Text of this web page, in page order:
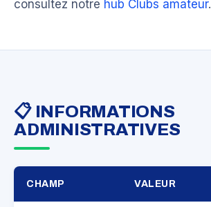
consultez notre hub Clubs amateur.
📋 INFORMATIONS
ADMINISTRATIVES
CHAMP VALEUR